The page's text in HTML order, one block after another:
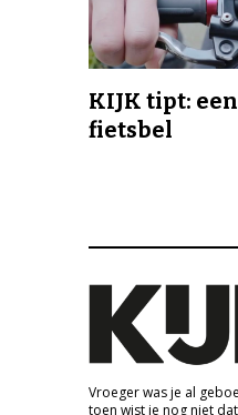
KIJK tipt:
fietsbel
Vroeger was je al
toen wist je nog niet